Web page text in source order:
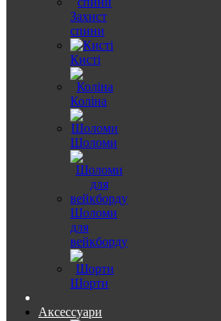
Захист
спини
Кисті
Коліна
Шоломи
Шоломи
для
вейкборду
Шорти
Аксессуари